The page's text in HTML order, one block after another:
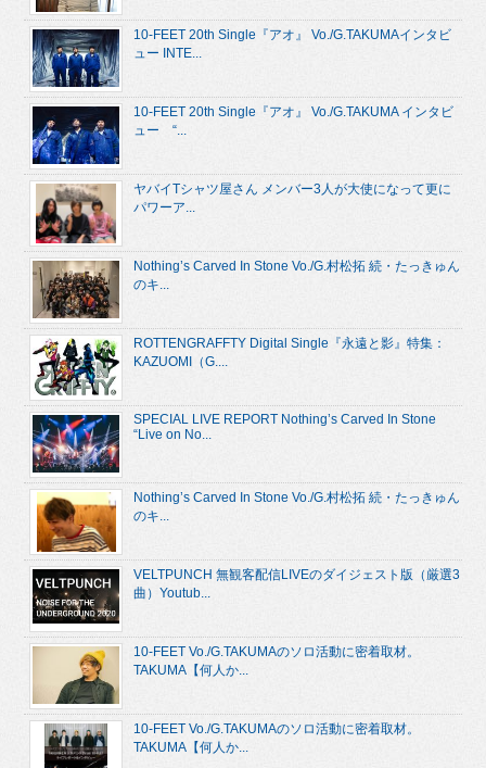
10-FEET 20th Single『アオ』 Vo./G.TAKUMAインタビ
ュー INTE...
10-FEET 20th Single『アオ』 Vo./G.TAKUMA インタビ
ュー “...
ヤバイTシャツ屋さん メンバー3人が大使になって更に
パワーア...
Nothing’s Carved In Stone Vo./G.村松拓 続・たっきゅん
のキ...
ROTTENGRAFFTY Digital Single『永遠と影』特集：
KAZUOMI（G....
SPECIAL LIVE REPORT Nothing’s Carved In Stone
“Live on No...
Nothing’s Carved In Stone Vo./G.村松拓 続・たっきゅん
のキ...
VELTPUNCH 無観客配信LIVEのダイジェスト版（厳選3
曲）Youtub...
10-FEET Vo./G.TAKUMAのソロ活動に密着取材。
TAKUMA【何人か...
10-FEET Vo./G.TAKUMAのソロ活動に密着取材。
TAKUMA【何人か...